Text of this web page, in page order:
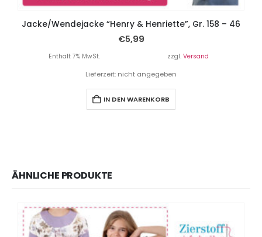
Jacke/Wendejacke “Henry & Henriette”, Gr. 158 – 46
€5,99
Enthält 7% MwSt. zzgl. Versand
Lieferzeit: nicht angegeben
IN DEN WARENKORB
ÄHNLICHE PRODUKTE